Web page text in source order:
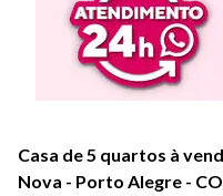
Casa de 5 quartos à
Nova - Porto Alegre -